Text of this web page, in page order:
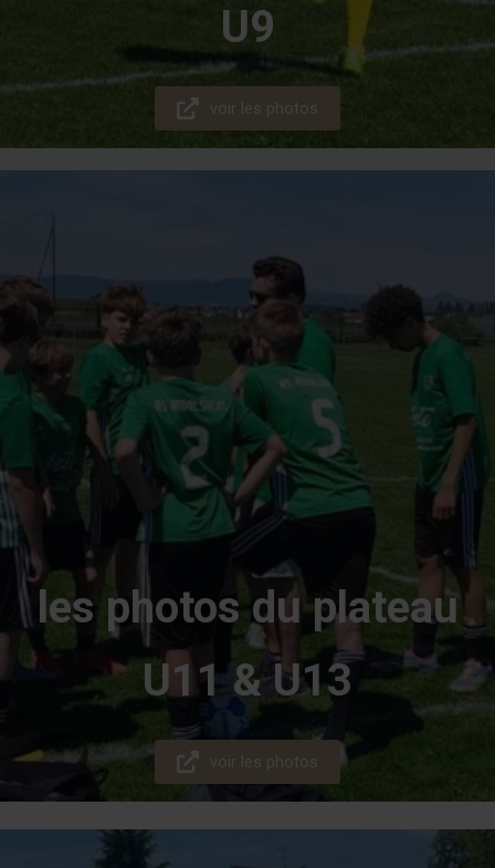
U9
voir les photos
les photos du plateau
U11 & U13
voir les photos